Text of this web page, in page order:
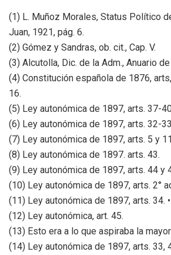
(1) L. Muñoz Morales, Status Político
Juan, 1921, pág. 6.
(2) Gómez y Sandras, ob. cit., Cap. V.
(3) Alcutolla, Dic. de la Adm., Anuario
(4) Constitución española de 1876,
16.
(5) Ley autonómica de 1897, arts. 37-
(6) Ley autonómica de 1897, arts. 32-
(7) Ley autonómica de 1897, arts. 5 y
(8) Ley autonómica de 1897. arts. 43.
(9) Ley autonómica de 1897, arts. 44 y
(10) Ley autonómica de 1897, arts. 2°
(11) Ley autonómica de 1897, arts. 34. •
(12) Ley autonómica, art. 45.
(13) Esto era a lo que aspiraba la
(14) Ley autonómica de 1897, arts. 33,